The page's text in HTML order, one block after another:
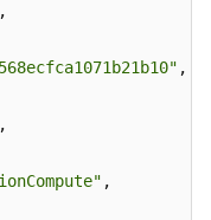
,
,
,
,